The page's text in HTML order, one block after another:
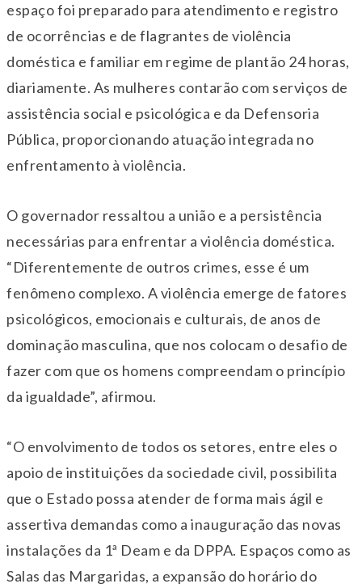
espaço foi preparado para atendimento e registro
de ocorrências e de flagrantes de violência
doméstica e familiar em regime de plantão 24 horas,
diariamente. As mulheres contarão com serviços de
assistência social e psicológica e da Defensoria
Pública, proporcionando atuação integrada no
enfrentamento à violência.
O governador ressaltou a união e a persistência
necessárias para enfrentar a violência doméstica.
“Diferentemente de outros crimes, esse é um
fenômeno complexo. A violência emerge de fatores
psicológicos, emocionais e culturais, de anos de
dominação masculina, que nos colocam o desafio de
fazer com que os homens compreendam o princípio
da igualdade”, afirmou.
“O envolvimento de todos os setores, entre eles o
apoio de instituições da sociedade civil, possibilita
que o Estado possa atender de forma mais ágil e
assertiva demandas como a inauguração das novas
instalações da 1ª Deam e da DPPA. Espaços como as
Salas das Margaridas, a expansão do horário do